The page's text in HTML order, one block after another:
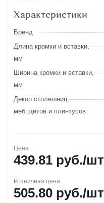
Характеристики
Бренд
Длина кромки и вставки,
мм
Ширина кромки и вставки,
мм
Декор столешниц,
меб.щитов и плинтусов
Цена
439.81 руб./шт
Розничная цена
505.80 руб./шт